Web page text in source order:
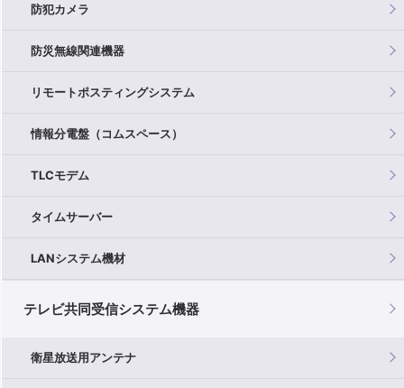
防犯カメラ
防災無線関連機器
リモートポスティングシステム
情報分電盤（コムスペース）
TLCモデム
タイムサーバー
LANシステム機材
テレビ共同受信システム機器
衛星放送用アンテナ